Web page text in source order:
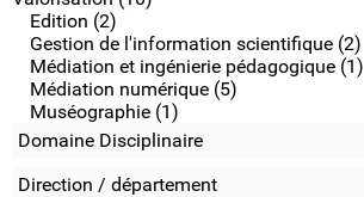
Edition (2)
Gestion de l'information scientifique (2)
Médiation et ingénierie pédagogique (1)
Médiation numérique (5)
Muséographie (1)
Domaine Disciplinaire
Direction / département